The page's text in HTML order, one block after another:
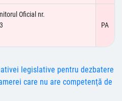
Oficial nr.
PA
legislative pentru dezbatere
care nu are competenţă de